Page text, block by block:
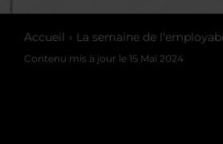
Accueil La semaine de
Contenu mis à jour le 15 Mai 2024